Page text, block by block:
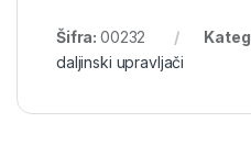
Šifra:00232
daljinski upravljači